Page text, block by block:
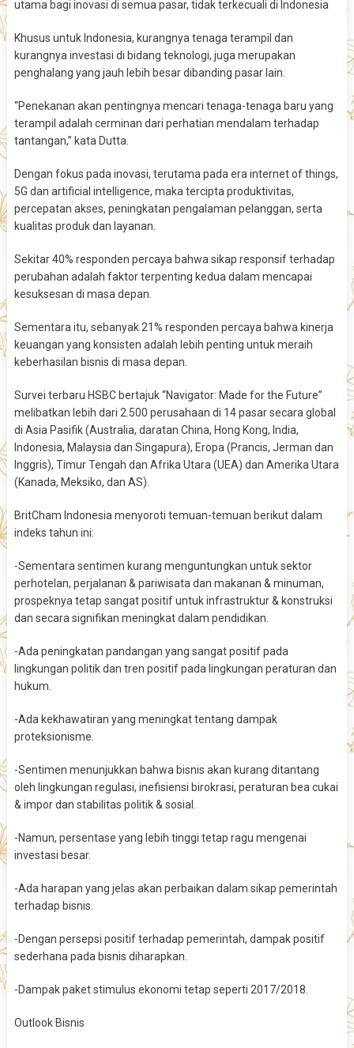
utama bagi inovasi di semua pasar, tidak terkecuali di Indonesia
Khusus untuk Indonesia, kurangnya tenaga terampil dan
kurangnya investasi di bidang teknologi, juga merupakan
penghalang yang jauh lebih besar dibanding pasar lain.
“Penekanan akan pentingnya mencari tenaga-tenaga baru yang
terampil adalah cerminan dari perhatian mendalam terhadap
tantangan,” kata Dutta.
Dengan fokus pada inovasi, terutama pada era internet of things,
5G dan artificial intelligence, maka tercipta produktivitas,
percepatan akses, peningkatan pengalaman pelanggan, serta
kualitas produk dan layanan.
Sekitar 40% responden percaya bahwa sikap responsif terhadap
perubahan adalah faktor terpenting kedua dalam mencapai
kesuksesan di masa depan.
Sementara itu, sebanyak 21% responden percaya bahwa kinerja
keuangan yang konsisten adalah lebih penting untuk meraih
keberhasilan bisnis di masa depan.
Survei terbaru HSBC bertajuk “Navigator: Made for the Future”
melibatkan lebih dari 2.500 perusahaan di 14 pasar secara global
di Asia Pasifik (Australia, daratan China, Hong Kong, India,
Indonesia, Malaysia dan Singapura), Eropa (Prancis, Jerman dan
Inggris), Timur Tengah dan Afrika Utara (UEA) dan Amerika Utara
(Kanada, Meksiko, dan AS).
BritCham Indonesia menyoroti temuan-temuan berikut dalam
indeks tahun ini:
-Sementara sentimen kurang menguntungkan untuk sektor
perhotelan, perjalanan & pariwisata dan makanan & minuman,
prospeknya tetap sangat positif untuk infrastruktur & konstruksi
dan secara signifikan meningkat dalam pendidikan.
-Ada peningkatan pandangan yang sangat positif pada
lingkungan politik dan tren positif pada lingkungan peraturan dan
hukum.
-Ada kekhawatiran yang meningkat tentang dampak
proteksionisme.
-Sentimen menunjukkan bahwa bisnis akan kurang ditantang
oleh lingkungan regulasi, inefisiensi birokrasi, peraturan bea cukai
& impor dan stabilitas politik & sosial.
-Namun, persentase yang lebih tinggi tetap ragu mengenai
investasi besar.
-Ada harapan yang jelas akan perbaikan dalam sikap pemerintah
terhadap bisnis.
-Dengan persepsi positif terhadap pemerintah, dampak positif
sederhana pada bisnis diharapkan.
-Dampak paket stimulus ekonomi tetap seperti 2017/2018.
Outlook Bisnis